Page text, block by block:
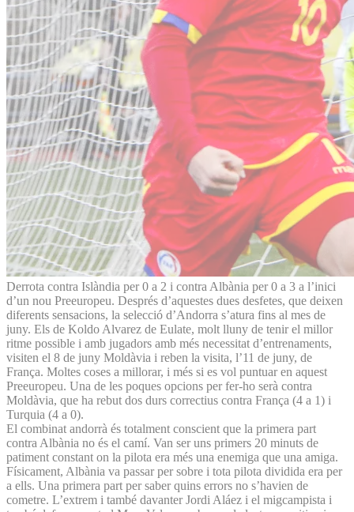
Derrota contra Islàndia per 0 a 2 i contra Albània per 0 a 3 a l’inici
d’un nou Preeuropeu. Després d’aquestes dues desfetes, que deixen
diferents sensacions, la selecció d’Andorra s’atura fins al mes de
juny. Els de Koldo Alvarez de Eulate, molt lluny de tenir el millor
ritme possible i amb jugadors amb més necessitat d’entrenaments,
visiten el 8 de juny Moldàvia i reben la visita, l’11 de juny, de
França. Moltes coses a millorar, i més si es vol puntuar en aquest
Preeuropeu. Una de les poques opcions per fer-ho serà contra
Moldàvia, que ha rebut dos durs correctius contra França (4 a 1) i
Turquia (4 a 0).
El combinat andorrà és totalment conscient que la primera part
contra Albània no és el camí. Van ser uns primers 20 minuts de
patiment constant on la pilota era més una enemiga que una amiga.
Físicament, Albània va passar per sobre i tota pilota dividida era per
a ells. Una primera part per saber quins errors no s’havien de
cometre. L’extrem i també davanter Jordi Aláez i el migcampista i